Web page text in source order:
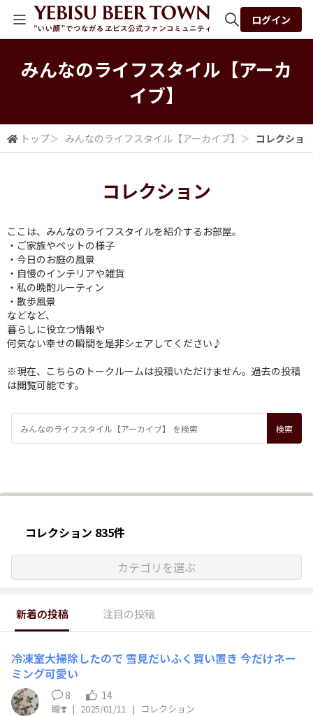
ログイン
みんなの​ライフスタイル​【アーカ
イブ】
トップ＞ みんなの​ライフスタイル​【アーカイブ】 ＞ コレクショ
コレクション
ここは、みんなのライフスタイルを紹介するお部屋。
・ご家族やペットの様子
・今日のお庭の風景
・自慢のインテリアや雑貨
・私の晩酌ルーティン
・散歩風景
などなど、
暮らしに役立つ情報や
何気ない幸せの瞬間を是非シェアしてください♪
※現在、こちらのトークルームは投稿いただけません。過去の投稿
は閲覧可能です。
コレクション 835件
カテゴリを選ぶ
新着の投稿 注目の投稿
冷凍室大掃除したので 雪見だいふく買い置き 今だけネー
ミング可愛い
8 14
瞹❣️ | 2025/01/11 | コレクション